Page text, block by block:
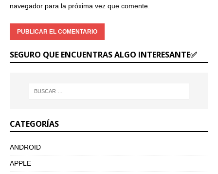
navegador para la próxima vez que comente.
SEGURO QUE ENCUENTRAS ALGO INTERESANTE✅
CATEGORÍAS
ANDROID
APPLE